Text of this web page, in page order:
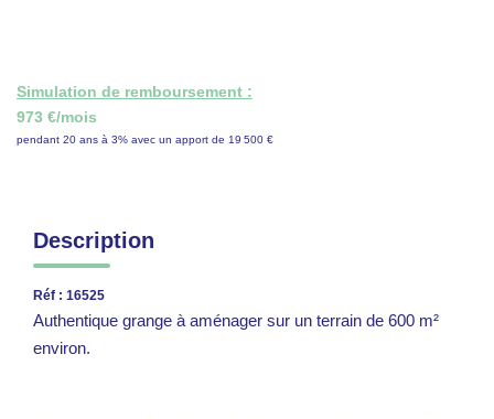
Simulation de remboursement :
973 €/mois
pendant 20 ans à 3% avec un apport de 19 500 €
Description
Réf : 16525
Authentique grange à aménager sur un terrain de 600 m²
environ.